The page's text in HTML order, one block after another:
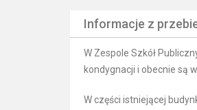
Informacje z
W Zespole Szkół
kondygnacji i obecnie są
W części istniejącej